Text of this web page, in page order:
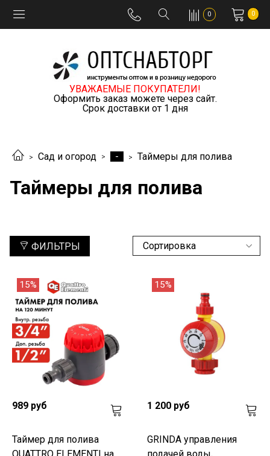
0 0
УВАЖАЕМЫЕ ПОКУПАТЕЛИ!
Оформить заказ можете через сайт.
Срок доставки от 1 дня
Сад и огород - Таймеры для полива
Таймеры для полива
ФИЛЬТРЫ
15%
989 руб
Таймер для полива
15%
1 200 руб
GRINDA управления